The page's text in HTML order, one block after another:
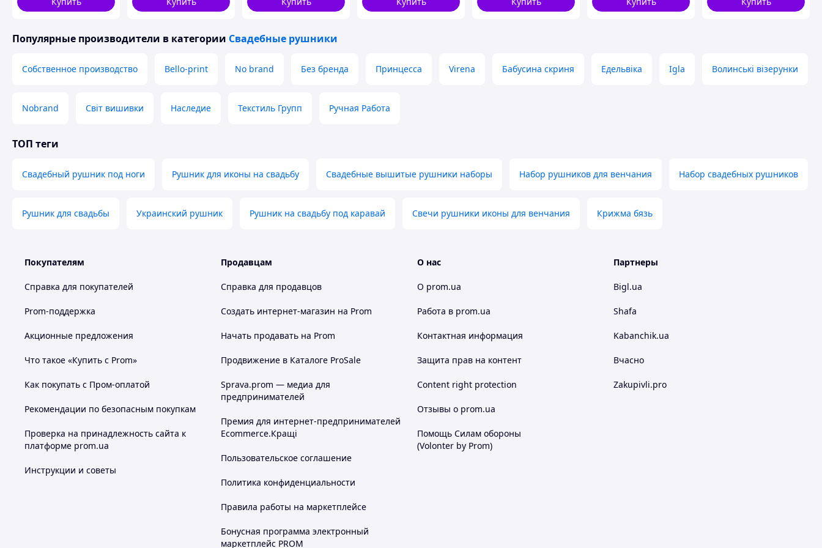
вместе», «Спаси и
Популярные производители в категории Свадебные рушники
Собственное производство Bello-print No brand Без бренда Принцесса Virena Бабусина скриня Едельвіка Igla Волинські візерунки
Nobrand Світ вишивки Наследие Текстиль Групп Ручная Работа
ТОП теги
Свадебный рушник под ноги Рушник для иконы на свадьбу Свадебные вышитые рушники наборы Набор рушников для венчания Набор свадебных рушников
Рушник для свадьбы Украинский рушник Рушник на свадьбу под каравай Свечи рушники иконы для венчания Крижма бязь
Покупателям
Справка для покупателей
Prom-поддержка
Акционные предложения
Что такое «Купить с Prom»
Как покупать с Пром-оплатой
Рекомендации по безопасным покупкам
Проверка на принадлежность сайта к
платформе prom.ua
Инструкции и советы
Продавцам
Справка для продавцов
Создать интернет-магазин на Prom
Начать продавать на Prom
Продвижение в Каталоге ProSale
Sprava.prom — медиа для
предпринимателей
Премия для интернет-предпринимателей
Ecommerce.Кращі
Пользовательское соглашение
Политика конфиденциальности
Правила работы на маркетплейсе
Бонусная программа электронный
маркетплейс PROM
О нас
О prom.ua
Работа в prom.ua
Контактная информация
Защита прав на контент
Content right protection
Отзывы о prom.ua
Помощь Силам обороны
(Volonter by Prom)
Партнеры
Bigl.ua
Shafa
Kabanchik.ua
Вчасно
Zakupivli.pro